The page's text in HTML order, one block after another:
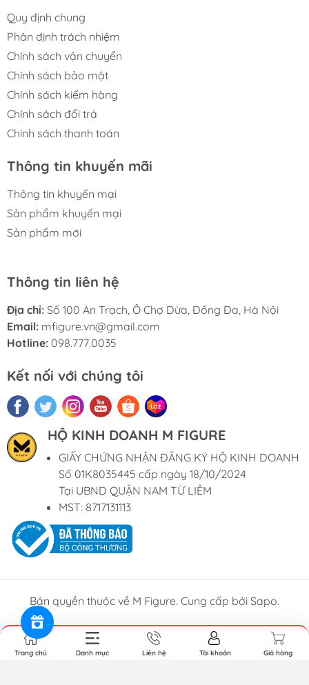
Quy định chung
Phân định trách nhiệm
Chính sách vận chuyển
Chính sách bảo mật
Chính sách kiểm hàng
Chính sách đổi trả
Chính sách thanh toán
Thông tin khuyến mãi
Thông tin khuyến mại
Sản phẩm khuyến mại
Sản phẩm mới
Thông tin liên hệ
Địa chỉ: Số 100 An Trạch, Ô Chợ Dừa, Đống Đa, Hà Nội
Email: mfigure.vn@gmail.com
Hotline: 098.777.0035
Kết nối với chúng tôi
HỘ KINH DOANH M FIGURE
GIẤY CHỨNG NHẬN ĐĂNG KÝ HỘ KINH DOANH
Số 01K8035445 cấp ngày 18/10/2024
Tại UBND QUẬN NAM TỪ LIÊM
MST: 8717131113
Bản quyền thuộc về M Figure. Cung cấp bởi Sapo.
Trang chủ Danh mục Liên hệ Tài khoản Giỏ hàng